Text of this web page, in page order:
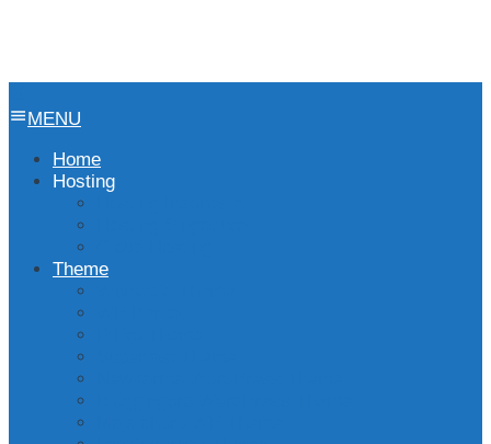
MENU
Home
Hosting
Theme